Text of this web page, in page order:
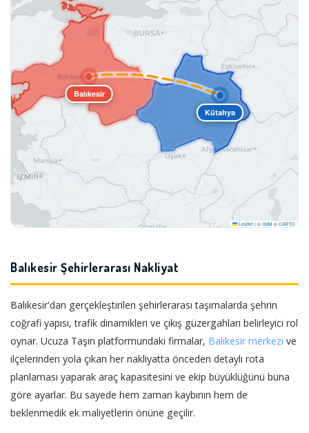
Balıkesir
Kütahya
Leaflet | © OSM © CARTO
Balıkesir Şehirlerarası Nakliyat
Balıkesir'dan gerçekleştirilen şehirlerarası taşımalarda şehrin
coğrafi yapısı, trafik dinamikleri ve çıkış güzergahları belirleyici rol
oynar. Ucuza Taşın platformundaki firmalar, Balıkesir merkezi ve
ilçelerinden yola çıkan her nakliyatta önceden detaylı rota
planlaması yaparak araç kapasitesini ve ekip büyüklüğünü buna
göre ayarlar. Bu sayede hem zaman kaybının hem de
beklenmedik ek maliyetlerin önüne geçilir.